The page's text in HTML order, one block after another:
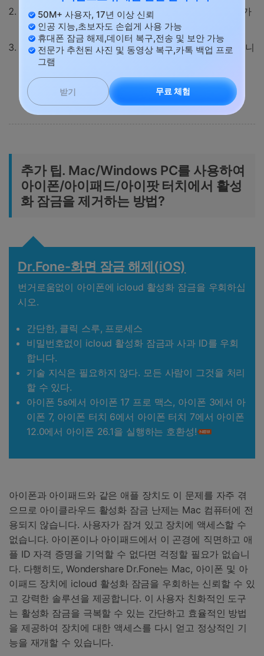
무단 수정이나 보안 조치를 우회하면 장치의 무상수리가
무효화될 수 있습니다.
부적절한 바이패스 시도는 장치 고장을 초래할 수 있습니
추가 팁. Mac/Windows PC를 사용하여
아이폰/아이패드/아이팟 터치에서 활성
화 잠금을 제거하는 방법?
Dr.Fone-화면 잠금 해제(iOS)
번거로움없이 아이폰에 icloud 활성화 잠금을 우회하십
시오.
간단한, 클릭 스루, 프로세스
비밀번호없이 icloud 활성화 잠금과 사과 ID를 우회
합니다.
기술 지식은 필요하지 않다. 모든 사람이 그것을 처리
할 수 있다.
아이폰 5s에서 아이폰 17 프로 맥스, 아이폰 3에서 아
이폰 7, 아이폰 터치 6에서 아이폰 터치 7에서 아이폰
12.0에서 아이폰 26.1을 실행하는 호환성!
아이폰과 아이패드와 같은 애플 장치도 이 문제를 자주 겪
으므로 아이클라우드 활성화 잠금 난제는 Mac 컴퓨터에 전
용되지 않습니다. 사용자가 잠겨 있고 장치에 액세스할 수
없습니다. 아이폰이나 아이패드에서 이 곤경에 직면하고 애
플 ID 자격 증명을 기억할 수 없다면 걱정할 필요가 없습니
다. 다행히도, Wondershare Dr.Fone는 Mac, 아이폰 및 아
이패드 장치에 icloud 활성화 잠금을 우회하는 신뢰할 수 있
고 강력한 솔루션을 제공합니다. 이 사용자 친화적인 도구
는 활성화 잠금을 극복할 수 있는 간단하고 효율적인 방법
을 제공하여 장치에 대한 액세스를 다시 얻고 정상적인 기
능을 재개할 수 있습니다.
50M+ 사용자, 17년 이상 신뢰
인공 지능,초보자도 손쉽게 사용 가능
휴대폰 잠금 해제,데이터 복구,전송 및 보안 가능
전문가 추천된 사진 및 동영상 복구,카톡 백업 프로
그램
받기 무료 체험